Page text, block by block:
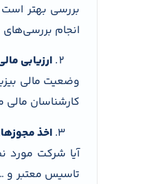
بررسی بهتر
انجام بررسی‌های
ارزیابی
وضعیت مالی
کارشناسان
اخذ
آیا شرکت مورد
تاسیس معتبر و